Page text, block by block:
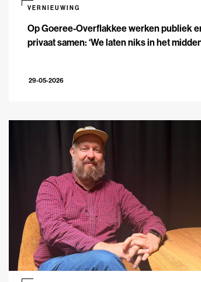
Op Goeree-Overflakkee werken publiek
privaat samen: ‘We laten niks in het
VERNIEUWING
29-05-2026